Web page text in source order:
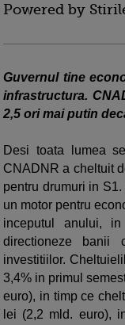
Powered by
Guvernul tine
infrastructura.
2,5 ori mai putin
Desi toata lumea
CNADNR a cheltuit
pentru drumuri in
un motor pentru
inceputul anului,
directioneze banii
investitiilor.
3,4% in primul
euro), in timp ce
lei (2,2 mld. euro),